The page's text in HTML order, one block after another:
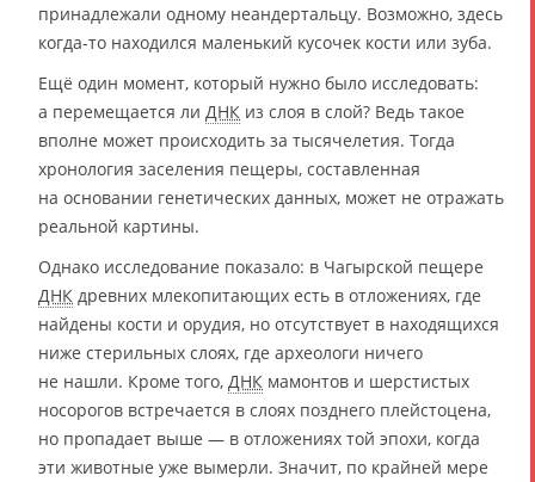
принадлежали одному неандертальцу. Возможно, здесь
когда-то находился маленький кусочек кости или зуба.
Ещё один момент, который нужно было исследовать:
а перемещается ли ДНК из слоя в слой? Ведь такое
вполне может происходить за тысячелетия. Тогда
хронология заселения пещеры, составленная
на основании генетических данных, может не отражать
реальной картины.
Однако исследование показало: в Чагырской пещере
ДНК древних млекопитающих есть в отложениях, где
найдены кости и орудия, но отсутствует в находящихся
ниже стерильных слоях, где археологи ничего
не нашли. Кроме того, ДНК мамонтов и шерстистых
носорогов встречается в слоях позднего плейстоцена,
но пропадает выше — в отложениях той эпохи, когда
эти животные уже вымерли. Значит, по крайней мере